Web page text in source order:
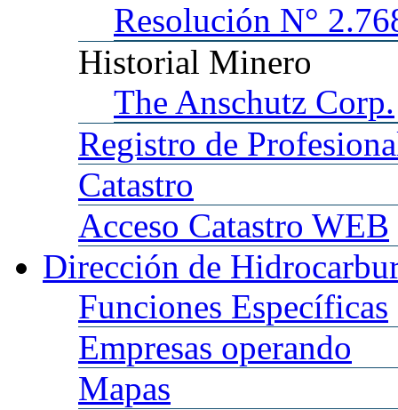
Resolución N°
Historial Minero
The Anschutz Corp.
Registro de
Catastro
Acceso Catastro WEB
Dirección de
Funciones Específicas
Empresas operando
Mapas